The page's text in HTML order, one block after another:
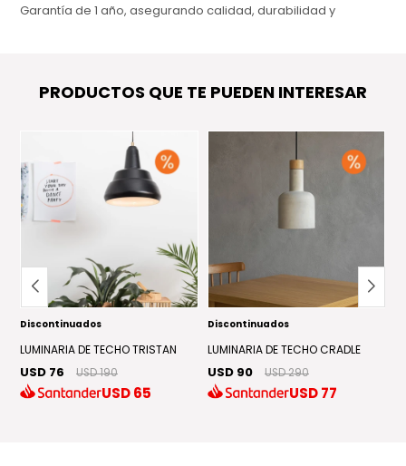
Garantía de 1 año, asegurando calidad, durabilidad y
PRODUCTOS QUE TE PUEDEN INTERESAR
Discontinuados
LUMINARIA DE TECHO TRISTAN
USD 76 USD 190
USD65
Discontinuados
LUMINARIA DE TECHO CRADLE
USD 90 USD 290
USD77